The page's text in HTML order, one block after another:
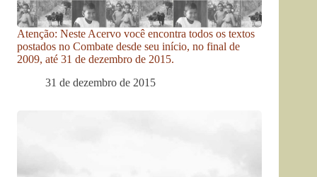
Atenção: Neste Acervo você encontra todos os textos
postados no Combate desde seu início, no final de
2009, até 31 de dezembro de 2015.
31 de dezembro de 2015